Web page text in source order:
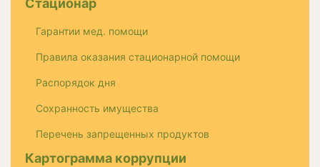
Стационар
Гарантии мед. помощи
Правила оказания стационарной помощи
Распорядок дня
Сохранность имущества
Перечень запрещенных продуктов
Картограмма коррупции